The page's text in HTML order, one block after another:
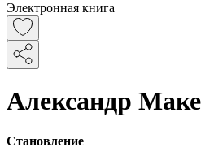
Электронная книга
Александр
Становление